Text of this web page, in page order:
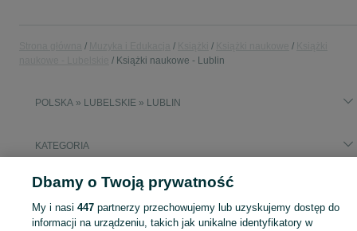
Książki naukowe - Lublin
POLSKA » LUBELSKIE » LUBLIN
KATEGORIA
Popularne wyszukiwania
anatomia bochenek anatomia bochenek repetytorium
Dbamy o Twoją prywatność
My i nasi 447partnerzy przechowujemy lub uzyskujemy dostęp do
informacji na urządzeniu, takich jak unikalne identyfikatory w